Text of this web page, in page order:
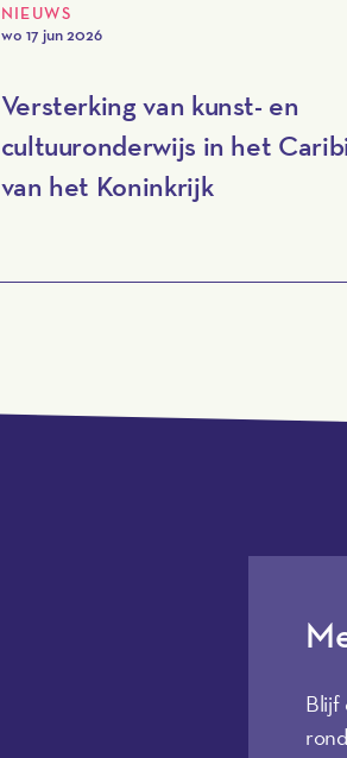
NIEUWS
wo 17 jun 2026
Versterking van kunst- en
cultuuronderwijs in het
van het Koninkrijk
Blijf